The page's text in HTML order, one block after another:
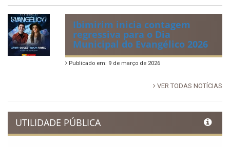
Ibimirim inicia contagem
regressiva para o Dia
Municipal do Evangélico 2026
Publicado em: 9 de março de 2026
VER TODAS NOTÍCIAS
UTILIDADE PÚBLICA